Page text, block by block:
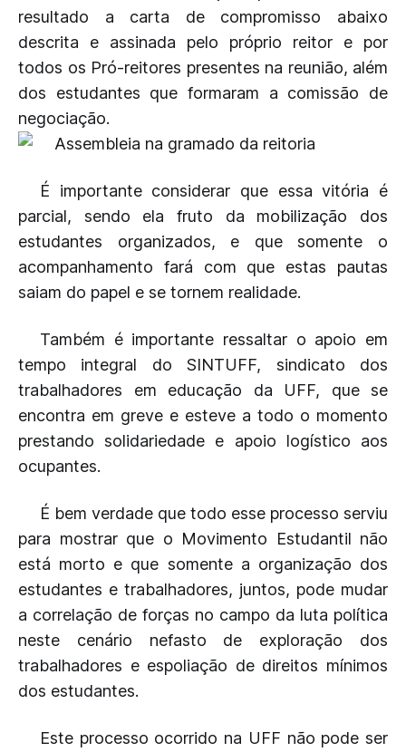
resultado a carta de compromisso abaixo
descrita e assinada pelo próprio reitor e por
todos os Pró-reitores presentes na reunião, além
dos estudantes que formaram a comissão de
negociação.
É importante considerar que essa vitória é
parcial, sendo ela fruto da mobilização dos
estudantes organizados, e que somente o
acompanhamento fará com que estas pautas
saiam do papel e se tornem realidade.
Também é importante ressaltar o apoio em
tempo integral do SINTUFF, sindicato dos
trabalhadores em educação da UFF, que se
encontra em greve e esteve a todo o momento
prestando solidariedade e apoio logístico aos
ocupantes.
É bem verdade que todo esse processo serviu
para mostrar que o Movimento Estudantil não
está morto e que somente a organização dos
estudantes e trabalhadores, juntos, pode mudar
a correlação de forças no campo da luta política
neste cenário nefasto de exploração dos
trabalhadores e espoliação de direitos mínimos
dos estudantes.
Este processo ocorrido na UFF não pode ser